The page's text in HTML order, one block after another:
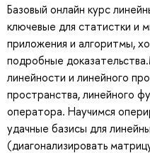
Базовый онлайн курс
ключевые для статистки и
приложения и алгоритмы,
подробные
линейности и линейного
пространства, линейного
оператора. Научимся
удачные базисы для
(диагонализировать